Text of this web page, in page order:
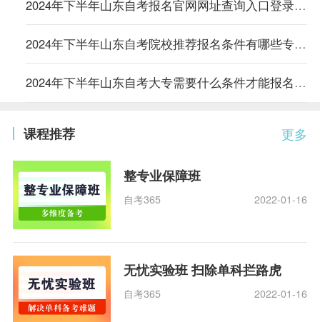
2024年下半年山东自考报名官网网址查询入口登录时间是多久
2024年下半年山东自考院校推荐报名条件有哪些专业可以报考
2024年下半年山东自考大专需要什么条件才能报名成功考试呢
更多
课程推荐
整专业保障班
自考365 2022-01-16
无忧实验班 扫除单科拦路虎
自考365 2022-01-16